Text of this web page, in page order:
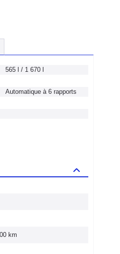
565 l / 1 670 l
Automatique à 6 rapports
km